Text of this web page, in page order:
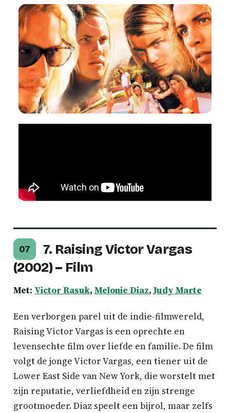
07
7. Raising Victor Vargas
(2002) – Film
Met: Victor Rasuk, Melonie Diaz,Judy Marte
Een verborgen parel uit de indie-filmwereld,
Raising Victor Vargas is een oprechte en
levensechte film over liefde en familie. De film
volgt de jonge Victor Vargas, een tiener uit de
Lower East Side van New York, die worstelt met
zijn reputatie, verliefdheid en zijn strenge
grootmoeder. Diaz speelt een bijrol, maar zelfs